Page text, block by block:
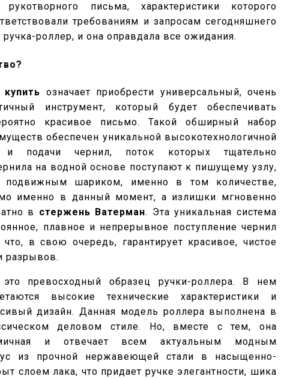
письма, характеристики которого
требованиям и запросам сегодняшнего
ручка-роллер, и она оправдала все ожидания.
означает приобрести универсальный, очень
инструмент, который будет обеспечивать
красивое письмо. Такой обширный набор
обеспечен уникальной высокотехнологичной
и подачи чернил, поток которых тщательно
на водной основе поступают к пишущему узлу,
подвижным шариком, именно в том количестве,
именно в данный момент, а излишки мгновенно
в стержень Ватерман. Эта уникальная система
плавное и непрерывное поступление чернил
в свою очередь, гарантирует красивое, чистое
разрывов.
превосходный образец ручки-роллера. В нем
высокие технические характеристики и
дизайн. Данная модель роллера выполнена в
деловом стиле. Но, вместе с тем, она
и отвечает всем актуальным модным
из прочной нержавеющей стали в насыщенно-
слоем лака, что придает ручке элегантности, шика